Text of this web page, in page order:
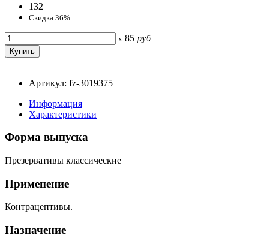
132
Скидка 36%
x 85 руб
Артикул: fz-3019375
Информация
Характеристики
Форма выпуска
Презервативы классические
Применение
Контрацептивы.
Назначение